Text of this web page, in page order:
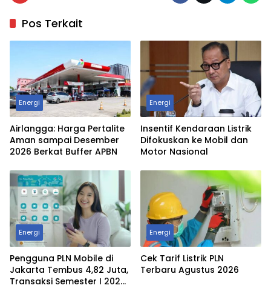
Pos Terkait
Energi
Airlangga: Harga Pertalite
Aman sampai Desember
2026 Berkat Buffer APBN
Energi
Insentif Kendaraan Listrik
Difokuskan ke Mobil dan
Motor Nasional
Energi
Pengguna PLN Mobile di
Jakarta Tembus 4,82 Juta,
Transaksi Semester I 2026
Energi
Cek Tarif Listrik PLN
Terbaru Agustus 2026